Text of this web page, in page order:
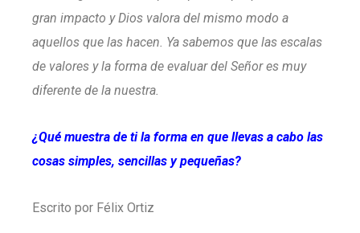
gran impacto y Dios valora del mismo modo a
aquellos que las hacen. Ya sabemos que las escalas
de valores y la forma de evaluar del Señor es muy
diferente de la nuestra.
¿Qué muestra de ti la forma en que llevas a cabo las
cosas simples, sencillas y pequeñas?
Escrito por Félix Ortiz